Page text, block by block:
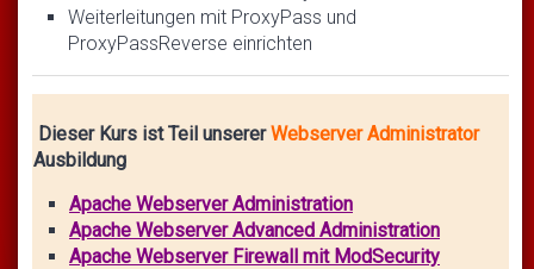
Weiterleitungen mit ProxyPass und
ProxyPassReverse einrichten
Dieser Kurs ist Teil unsererWebserver Administrator
Ausbildung
Apache Webserver Administration
Apache Webserver Advanced Administration
Apache Webserver Firewall mit ModSecurity